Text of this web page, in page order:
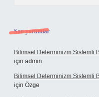
Son yorumlar
Bilimsel Determinizm Sistemli
için admin
Bilimsel Determinizm Sistemli
için Özge